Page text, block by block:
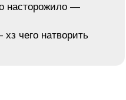
насторожило —
чего натворить